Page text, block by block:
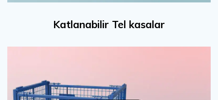
Katlanabilir Tel kasalar